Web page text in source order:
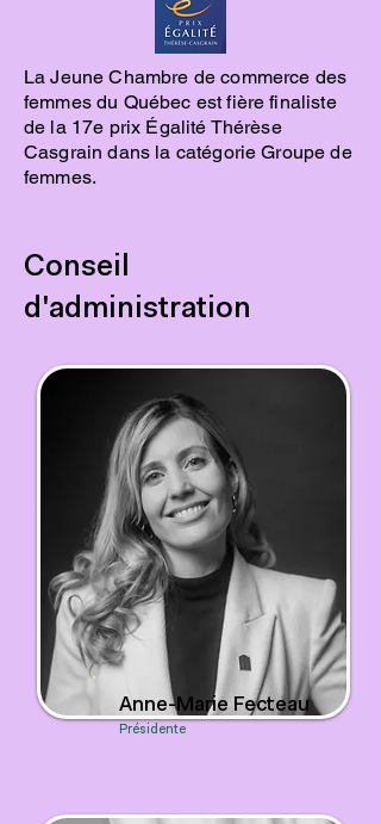
La Jeune Chambre de commerce des
femmes du Québec est fière finaliste
de la 17e prix Égalité Thérèse
Casgrain dans la catégorie Groupe de
femmes.
Conseil
d'administration
Anne-Marie Fecteau
Présidente